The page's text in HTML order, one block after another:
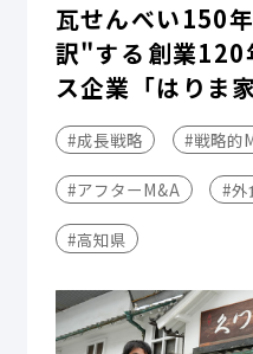
瓦せんべい150
訳"する――創業
ス企業「はりま
#成長戦略 #戦略的
#アフターM&A #外
#高知県